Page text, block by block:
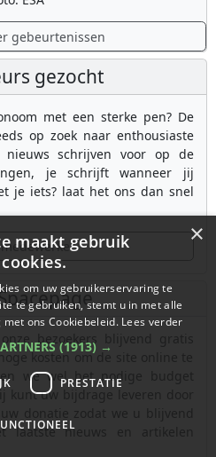
gebeurtenissen
gezocht
met een sterke pen? De
op zoek naar enthousiaste
schrijven voor op de
je schrijft wanneer jij
je iets? laat het ons dan snel
bezoekers blijvend gratis
kosten om de site online te
we wel het nodige budget
kunt uw bijdrage leveren door
donatie zodat we u blijvend
laatste nieuws en artikelen
×
maakt gebruik
om uw gebruikerservaring te
te gebruiken, stemt u in met alle
ons Cookiebeleid. Lees verder
(1913) →
PRESTATIE